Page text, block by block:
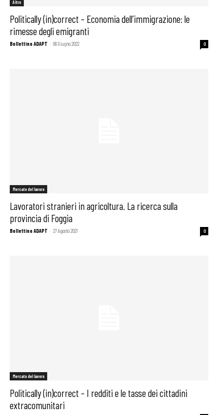
Altro
Politically (in)correct – Economia dell’immigrazione: le
rimesse degli emigranti
Bollettino ADAPT - 06 Giugno 2022 0
Mercato del lavoro
Lavoratori stranieri in agricoltura. La ricerca sulla
provincia di Foggia
Bollettino ADAPT - 27 Agosto 2021 0
Mercato del lavoro
Politically (in)correct – I redditi e le tasse dei cittadini
extracomunitari